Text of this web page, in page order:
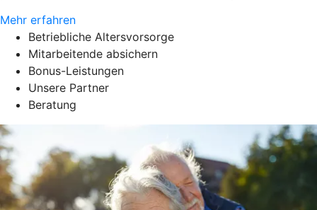
Mehr erfahren
Betriebliche Altersvorsorge
Mitarbeitende absichern
Bonus-Leistungen
Unsere Partner
Beratung